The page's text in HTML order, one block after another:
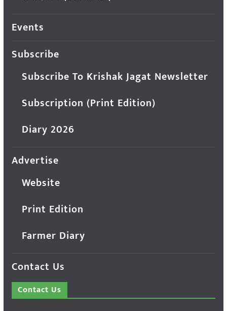
Events
Subscribe
Subscribe To Krishak Jagat Newsletter
Subscription (Print Edition)
Diary 2026
Advertise
Website
Print Edition
Farmer Diary
Contact Us
Contact Us